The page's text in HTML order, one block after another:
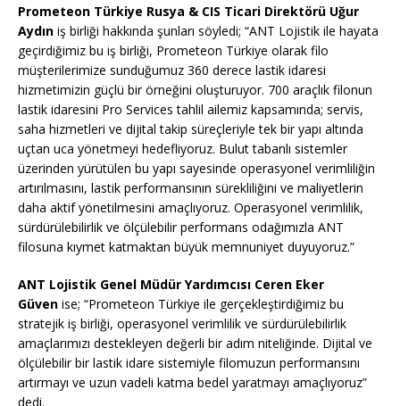
Prometeon Türkiye Rusya & CIS Ticari Direktörü Uğur
Aydın iş birliği hakkında şunları söyledi; “ANT Lojistik ile hayata
geçirdiğimiz bu iş birliği, Prometeon Türkiye olarak filo
müşterilerimize sunduğumuz 360 derece lastik idaresi
hizmetimizin güçlü bir örneğini oluşturuyor. 700 araçlık filonun
lastik idaresini Pro Services tahlil ailemiz kapsamında; servis,
saha hizmetleri ve dijital takip süreçleriyle tek bir yapı altında
uçtan uca yönetmeyi hedefliyoruz. Bulut tabanlı sistemler
üzerinden yürütülen bu yapı sayesinde operasyonel verimliliğin
artırılmasını, lastik performansının sürekliliğini ve maliyetlerin
daha aktif yönetilmesini amaçlıyoruz. Operasyonel verimlilik,
sürdürülebilirlik ve ölçülebilir performans odağımızla ANT
filosuna kıymet katmaktan büyük memnuniyet duyuyoruz.”
ANT Lojistik Genel Müdür Yardımcısı Ceren Eker
Güven ise; “Prometeon Türkiye ile gerçekleştirdiğimiz bu
stratejik iş birliği, operasyonel verimlilik ve sürdürülebilirlik
amaçlarımızı destekleyen değerli bir adım niteliğinde. Dijital ve
ölçülebilir bir lastik idare sistemiyle filomuzun performansını
artırmayı ve uzun vadeli katma bedel yaratmayı amaçlıyoruz”
dedi.